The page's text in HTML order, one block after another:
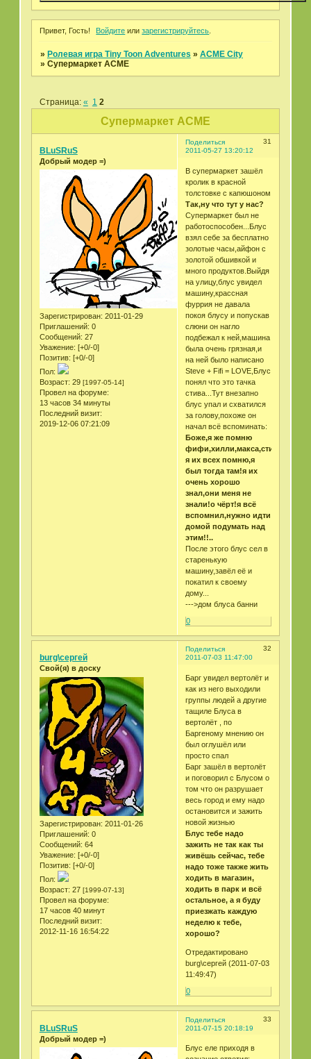
Привет, Гость! Войдите илизарегистрируйтесь
» Ролевая игра Tiny Toon Adventures » ACME City
» Супермаркет АСМЕ
Супермаркет АСМЕ
Страница: « 1 2
Поделиться
31
2011-05-27 13:20:12
BLuSRuS
Добрый модер =)
Зарегистрирован: 2011-01-29
Приглашений: 0
Сообщений: 27
Уважение: [+0/-0]
Позитив: [+0/-0]
Пол:
Возраст: 29 [1997-05-14]
Провел на форуме:
13 часов 34 минуты
Последний визит:
2019-12-06 07:21:09
В супермаркет зашёл
кролик в красной
толстовке с капюшоном
Так,ну что тут у нас?
Супермаркет был не
работоспособен...Блус
взял себе за бесплатно
золотые часы,айфон с
золотой обшивкой и
много продуктов.Выйдя
на улицу,блус увидел
машину,крассная
фуррия не давала
покоя блусу и попускав
слюни он нагло
подбежал к ней,машина
была очень грязная,и
на ней было написано
Steve + Fifi = LOVE,Блус
понял что это тачка
стива...Тут внезапно
блус упал и схватился
за голову,похоже он
начал всё вспоминать:
Боже,я же помню
фифи,хилли,макса,стива
я их всех помню,я
был тогда там!я их
очень хорошо
знал,они меня не
знали!о чёрт!я всё
вспомнил,нужно идти
домой подумать над
этим!!..
После этого блус сел в
старенькую
машину,завёл её и
покатил к своему
дому...
--->дом блуса банни
0
Поделиться
32
2011-07-03 11:47:00
burg\сергей
Свой(я) в доску
Зарегистрирован: 2011-01-26
Приглашений: 0
Сообщений: 64
Уважение: [+0/-0]
Позитив: [+0/-0]
Пол:
Возраст: 27 [1999-07-13]
Провел на форуме:
17 часов 40 минут
Последний визит:
2012-11-16 16:54:22
Барг увидел вертолёт и
как из него выходили
группы людей а другие
тащиле Блуса в
вертолёт , по
Баргеному мнению он
был оглушёл или
просто спал
Барг зашёл в вертолёт
и поговорил с Блусом о
том что он разрушает
весь город и ему надо
остановится и зажить
новой жизнью
Блус тебе надо
зажить не так как ты
живёшь сейчас, тебе
надо тоже также жить
ходить в магазин,
ходить в парк и всё
остальное, а я буду
приезжать каждую
неделю к тебе,
хорошо?
Отредактировано
burg\сергей (2011-07-03
11:49:47)
0
Поделиться
33
2011-07-15 20:18:19
BLuSRuS
Добрый модер =)
Блус еле приходя в